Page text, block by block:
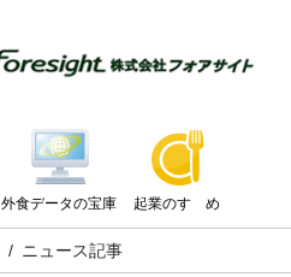
外食データの宝庫 起業のすゝめ
ニュース記事